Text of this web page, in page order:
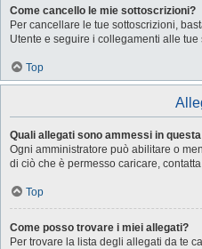
Come cancello le mie sottoscrizioni?
Per cancellare le tue sottoscrizioni,
Utente e seguire i collegamenti alle tue
Top
Quali allegati sono ammessi in
Ogni amministratore può abilitare o
di ciò che è permesso caricare,
Top
Come posso trovare i miei allegati?
Per trovare la lista degli allegati da te